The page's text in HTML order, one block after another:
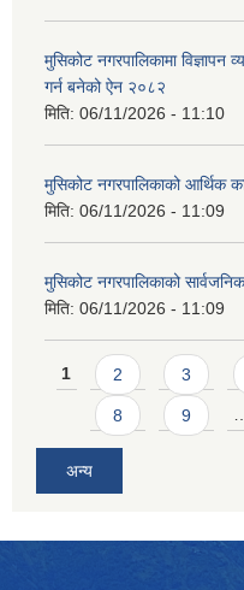
मुसिकोट नगरपालिकामा विज्ञापन
गर्न बनेको ऐन २०८२
मिति: 06/11/2026 - 11:10
मुसिकोट नगरपालिकाको आर्थिक
मिति: 06/11/2026 - 11:09
मुसिकोट नगरपालिकाको
मिति: 06/11/2026 - 11:09
Pages
1 2 3
8 9
अन्य